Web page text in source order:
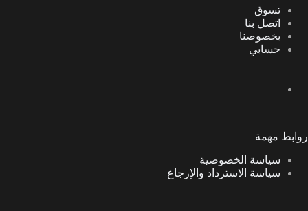
تسوق
اتصل بنا
بخصوصنا
حسابي
روابط مهمة
سياسة الخصوصية
سياسة الاسترداد والإرجاع